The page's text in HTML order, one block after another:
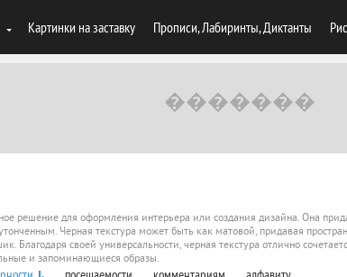
Картинки на заставку Прописи, Лабиринты, Диктанты
решение для оформления интерьера или создания дизайна. Она
Черная текстура может быть как матовой, придавая
Благодаря своей универсальности, черная текстура отлично
и запоминающиеся образы.